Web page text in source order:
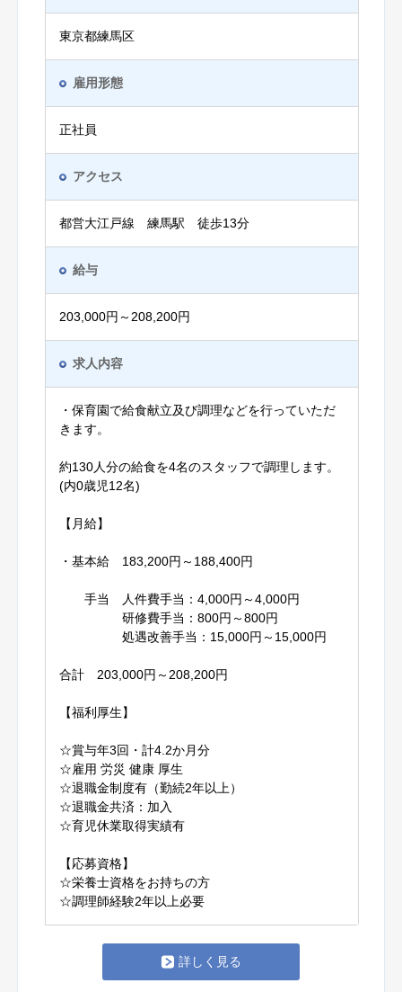
東京都練馬区
雇用形態
正社員
アクセス
都営大江戸線 練馬駅 徒歩13分
給与
203,000円～208,200円
求人内容
・保育園で給食献立及び調理などを行っていただ
きます。
約130人分の給食を4名のスタッフで調理します。
(内0歳児12名)
【月給】
・基本給 183,200円～188,400円
手当 人件費手当：4,000円～4,000円
研修費手当：800円～800円
処遇改善手当：15,000円～15,000円
合計 203,000円～208,200円
【福利厚生】
☆賞与年3回・計4.2か月分
☆雇用 労災 健康 厚生
☆退職金制度有（勤続2年以上）
☆退職金共済：加入
☆育児休業取得実績有
【応募資格】
☆栄養士資格をお持ちの方
☆調理師経験2年以上必要
詳しく見る